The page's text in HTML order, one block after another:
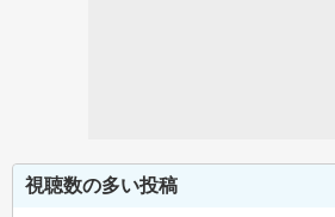
視聴数の多い投稿